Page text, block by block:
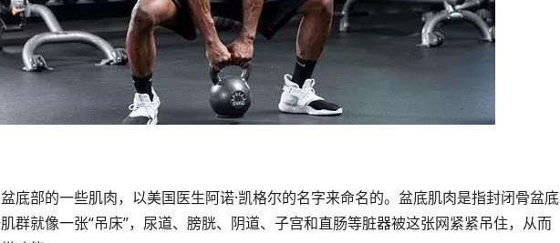
底部的一些肌肉，以美国医生阿诺·凯格尔的名字来命名的。盆底肌肉是指封闭骨盆底
群就像一张“吊床”，尿道、膀胱、阴道、子宫和直肠等脏器被这张网紧紧吊住，从而